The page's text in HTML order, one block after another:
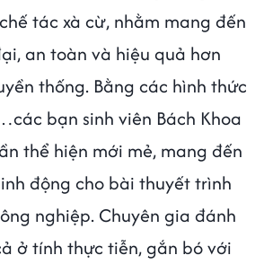
tác xà cừ, nhằm mang đến
an toàn và hiệu quả hơn
thống. Bằng các hình thức
bạn sinh viên Bách Khoa
thể hiện mới mẻ, mang đến
động cho bài thuyết trình
nghiệp. Chuyên gia đánh
ở tính thực tiễn, gắn bó với